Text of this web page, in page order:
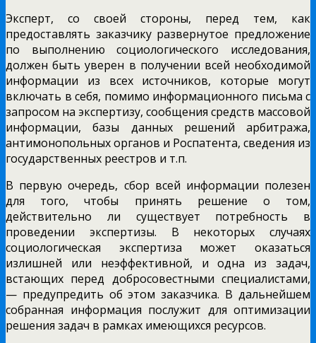
Эксперт, со своей стороны, перед тем, как
предоставлять заказчику развернутое предложение
по выполнению социологического исследования,
должен быть уверен в получении всей необходимой
информации из всех источников, которые могут
включать в себя, помимо информационного письма с
запросом на экспертизу, сообщения средств массовой
информации, базы данных решений арбитража,
антимонопольных органов и Роспатента, сведения из
государственных реестров и т.п.
В первую очередь, сбор всей информации полезен
для того, чтобы принять решение о том,
действительно ли существует потребность в
проведении экспертизы. В некоторых случаях
социологическая экспертиза может оказаться
излишней или неэффективной, и одна из задач,
встающих перед добросовестными специалистами,
— предупредить об этом заказчика. В дальнейшем
собранная информация послужит для оптимизации
решения задач в рамках имеющихся ресурсов.